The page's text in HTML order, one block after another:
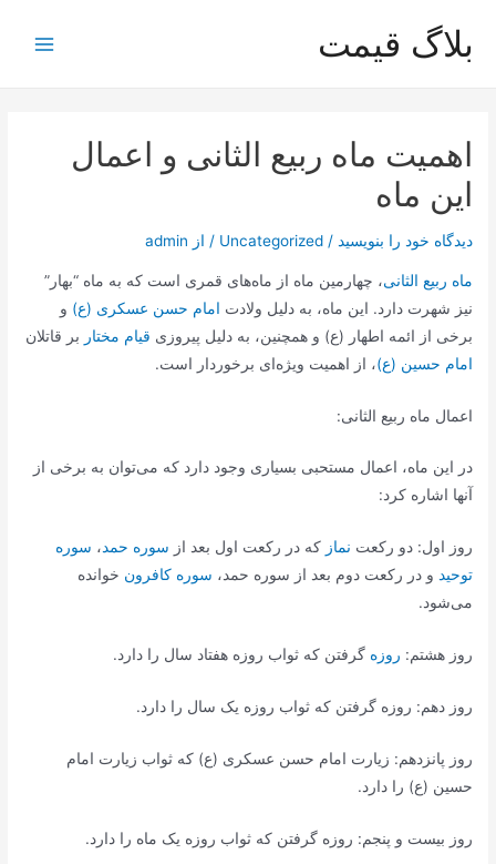
محتوا
بلاگ قیمت
اهمیت ماه ربیع الثانی و اعمال
این ماه
دیدگاه‌ خود را بنویسید /
Uncategorized / از admin
ماه ربیع الثانی، چهارمین ماه از ماه‌های قمری است که به ماه “بهار”
نیز شهرت دارد. این ماه، به دلیل ولادت امام حسن عسکری (ع) و
برخی از ائمه اطهار (ع) و همچنین، به دلیل پیروزی قیام مختار بر قاتلان
امام حسین (ع)، از اهمیت ویژه‌ای برخوردار است.
اعمال ماه ربیع الثانی:
در این ماه، اعمال مستحبی بسیاری وجود دارد که می‌توان به برخی از
آنها اشاره کرد:
روز اول: دو رکعت نماز که در رکعت اول بعد از سوره حمد، سوره
توحید و در رکعت دوم بعد از سوره حمد، سوره کافرون خوانده
می‌شود.
روز هشتم: روزه گرفتن که ثواب روزه هفتاد سال را دارد.
روز دهم: روزه گرفتن که ثواب روزه یک سال را دارد.
روز پانزدهم: زیارت امام حسن عسکری (ع) که ثواب زیارت امام
حسین (ع) را دارد.
روز بیست و پنجم: روزه گرفتن که ثواب روزه یک ماه را دارد.